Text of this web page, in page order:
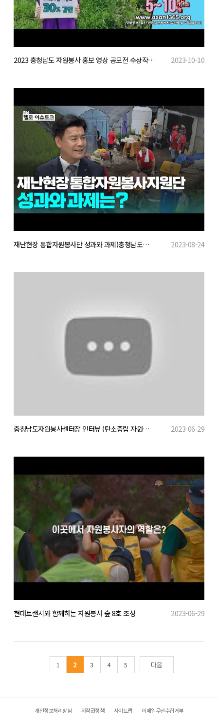
2023 충청남도 자원봉사 홍보 영상 공모전 수상작(학생부 장려) 2023-10-10
재난현장 통합자원봉사단 성과와 과제(충청남도자원봉사센터장 인터뷰) 2023-08-24
충청남도자원봉사센터장 인터뷰 (탄소중립 자원봉사 홍보) 2023-06-29
현대트랜시와 함께하는 자원봉사 숲 8호 조성 2023-06-29
1 2 3 4 5 다음
개인정보처리방침 저작권정책 사이트맵 이메일무단수집거부